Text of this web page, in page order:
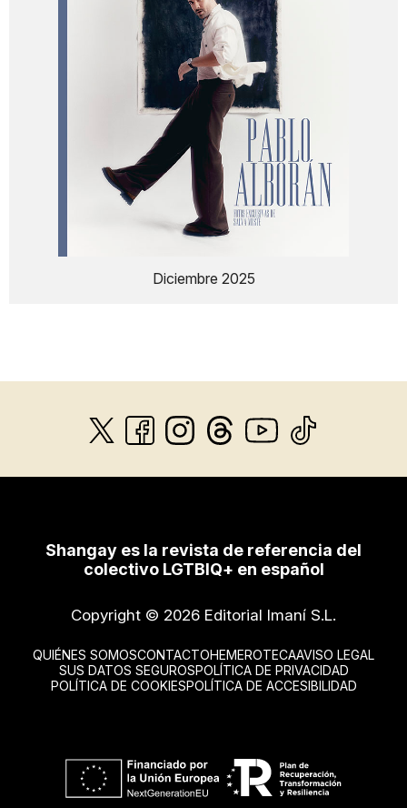
Diciembre 2025
Shangay es la revista de referencia del
colectivo LGTBIQ+ en español
Copyright © 2026 Editorial Imaní S.L.
QUIÉNES SOMOSCONTACTOHEMEROTECAAVISO LEGAL
SUS DATOS SEGUROSPOLÍTICA DE PRIVACIDAD
POLÍTICA DE COOKIESPOLÍTICA DE ACCESIBILIDAD